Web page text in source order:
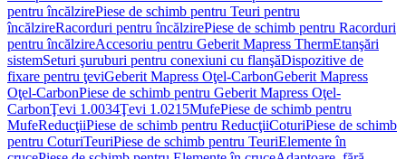
pentru încălzirePiese de schimb pentru Teuri pentru
încălzireRacorduri pentru încălzirePiese de schimb pentru Racorduri
pentru încălzireAccesoriu pentru Geberit Mapress ThermEtanşări
sistemSeturi şuruburi pentru conexiuni cu flanşăDispozitive de
fixare pentru ţeviGeberit Mapress Oţel-CarbonGeberit Mapress
Oţel-CarbonPiese de schimb pentru Geberit Mapress Oţel-
CarbonŢevi 1.0034Ţevi 1.0215MufePiese de schimb pentru
MufeReducţiiPiese de schimb pentru ReducţiiCoturiPiese de schimb
pentru CoturiTeuriPiese de schimb pentru TeuriElemente în